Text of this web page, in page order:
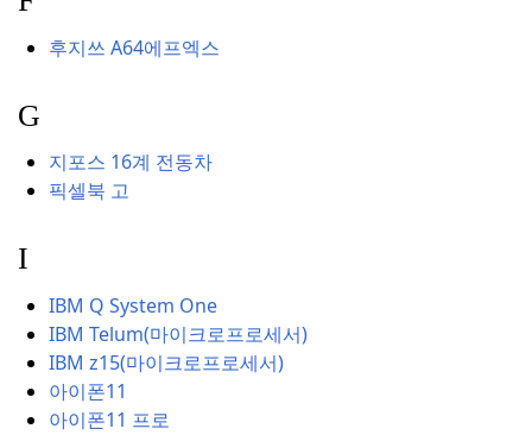
후지쓰 A64에프엑스
G
지포스 16계 전동차
픽셀북 고
I
IBM Q System One
IBM Telum(마이크로프로세서)
IBM z15(마이크로프로세서)
아이폰11
아이폰11 프로